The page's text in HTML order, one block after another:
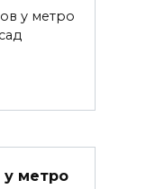
у метро
у метро